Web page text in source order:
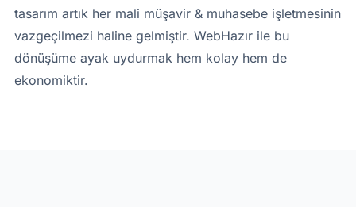
tasarım artık her mali müşavir & muhasebe işletmesinin
vazgeçilmezi haline gelmiştir. WebHazır ile bu
dönüşüme ayak uydurmak hem kolay hem de
ekonomiktir.